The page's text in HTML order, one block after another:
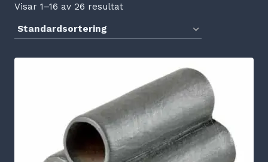
Visar 1–16 av 26 resultat